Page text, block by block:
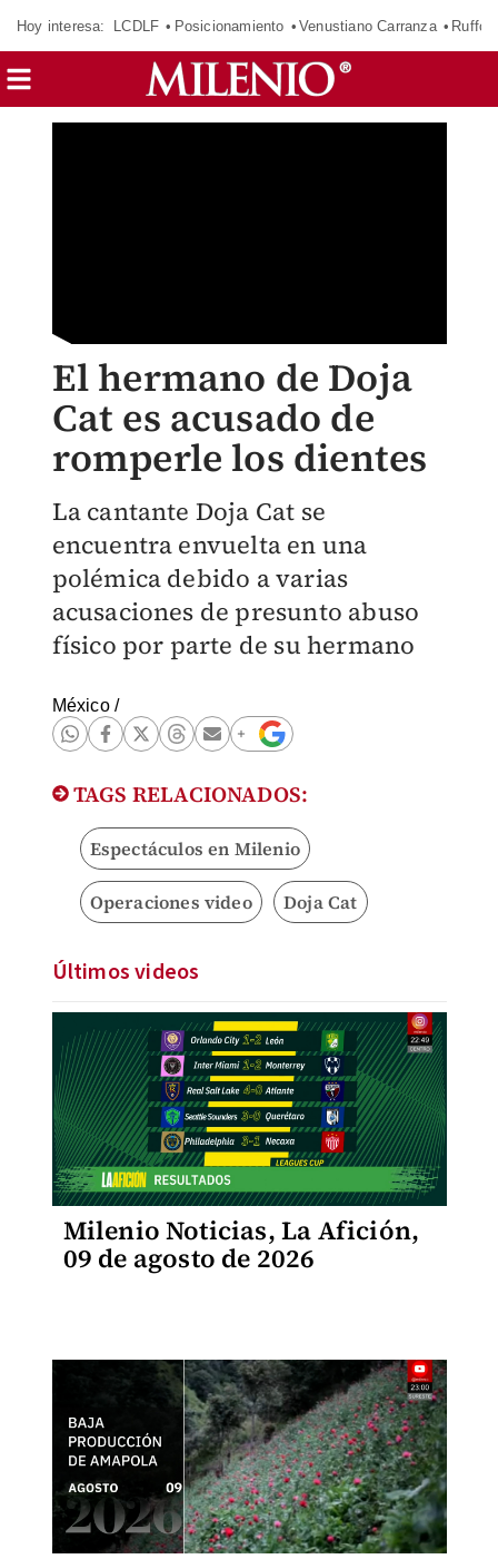
Hoy interesa: LCDLF Posicionamiento Venustiano Carranza Ruffo
El hermano de Doja
Cat es acusado de
romperle los dientes
La cantante Doja Cat se
encuentra envuelta en una
polémica debido a varias
acusaciones de presunto abuso
físico por parte de su hermano
México/
TAGS RELACIONADOS:
Espectáculos en Milenio
Operaciones video Doja Cat
Últimos videos
Milenio Noticias, La Afición,
09 de agosto de 2026